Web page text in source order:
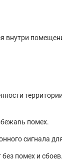
внутри
помех.
сигнала
помех и сбоев.